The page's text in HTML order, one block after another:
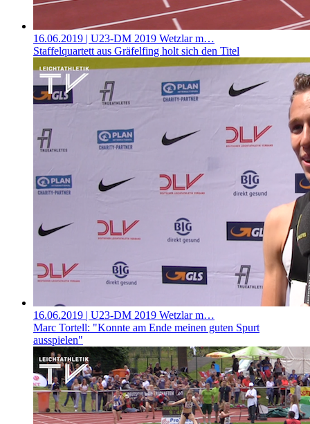
16.06.2019 | U23-DM 2019 Wetzlar m…
Staffelquartett aus Gräfelfing holt sich den Titel
16.06.2019 | U23-DM 2019 Wetzlar m…
Marc Tortell: "Konnte am Ende meinen guten Spurt
ausspielen"